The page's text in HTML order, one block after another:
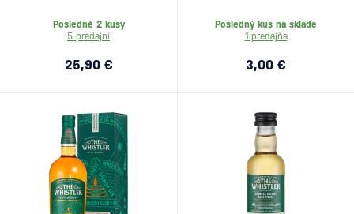
Posledné 2 kusy
5 predajní
25,90 €
Posledný kus na sklade
1 predajňa
3,00 €